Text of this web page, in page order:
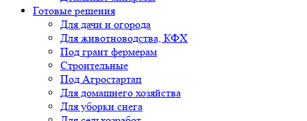
Готовые решения
Для дачи и огорода
Для животноводства, КФХ
Под грант фермерам
Строительные
Под Агростартап
Для домашнего хозяйства
Для уборки снега